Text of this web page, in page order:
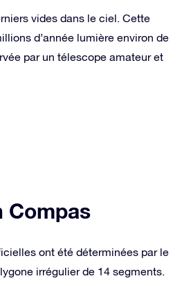
vides dans le ciel. Cette
d’année lumière environ de
par un télescope amateur et
Compas
ont été déterminées par le
irrégulier de 14 segments.